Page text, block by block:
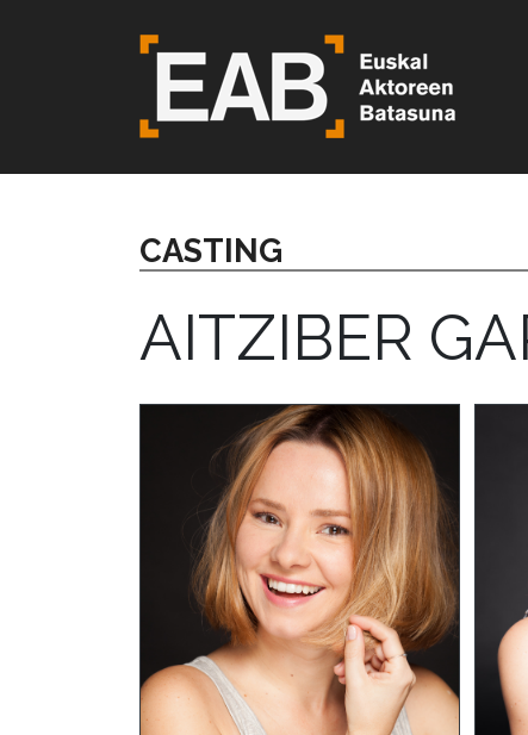
CASTING
AITZIBER